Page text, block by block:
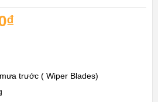
₫
trước ( Wiper Blades)